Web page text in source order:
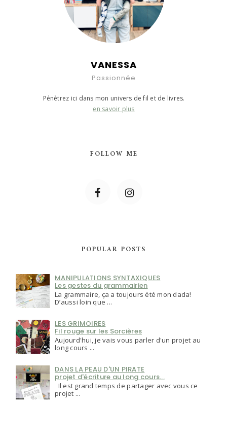
VANESSA
Passionnée
Pénètrez ici dans mon univers de fil et de livres.
en savoir plus
FOLLOW ME
POPULAR POSTS
MANIPULATIONS SYNTAXIQUES
Les gestes du grammairien
La grammaire, ça a toujours été mon dada!
D’aussi loin que ...
LES GRIMOIRES
Fil rouge sur les Sorcières
Aujourd'hui, je vais vous parler d'un projet au
long cours ...
DANS LA PEAU D'UN PIRATE
projet d'écriture au long cours...
Il est grand temps de partager avec vous ce
projet ...